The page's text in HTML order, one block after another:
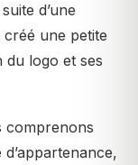
d’une
une petite
du logo et ses
comprenons